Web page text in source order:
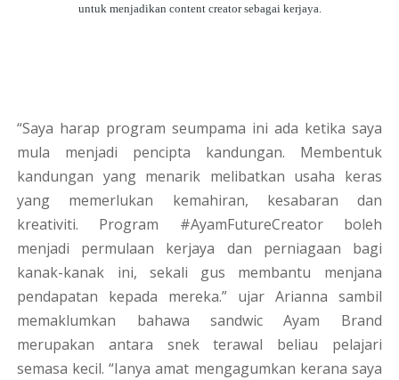
untuk menjadikan content creator sebagai kerjaya.
“Saya harap program seumpama ini ada ketika saya
mula menjadi pencipta kandungan. Membentuk
kandungan yang menarik melibatkan usaha keras
yang memerlukan kemahiran, kesabaran dan
kreativiti. Program #AyamFutureCreator boleh
menjadi permulaan kerjaya dan perniagaan bagi
kanak-kanak ini, sekali gus membantu menjana
pendapatan kepada mereka.” ujar Arianna sambil
memaklumkan bahawa sandwic Ayam Brand
merupakan antara snek terawal beliau pelajari
semasa kecil. “Ianya amat mengagumkan kerana saya